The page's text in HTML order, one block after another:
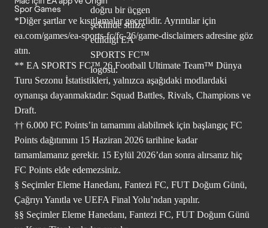
Spor Games
*Diğer şartlar ve kısıtlamalar geçerlidir. Ayrıntılar için
ea.com/games/ea-sports-fc/fc-26/game-disclaimers adresine göz
atın.
** EA SPORTS FC™ 26 Football Ultimate Team™ Dünya
Turu Sezonu İstatistikleri, yalnızca aşağıdaki modlardaki
oynanışa dayanmaktadır: Squad Battles, Rivals, Champions ve
Draft.
†† 6.000 FC Points’in tamamını alabilmek için başlangıç FC
Points dağıtımını 15 Haziran 2026 tarihine kadar
tamamlamanız gerekir. 15 Eylül 2026’dan sonra alırsanız hiç
FC Points elde edemezsiniz.
§ Seçimler Eleme Hanedanı, Fantezi FC, FUT Doğum Günü,
Çağrıyı Yanıtla ve UEFA Final Yolu’ndan yapılır.
§§ Seçimler Eleme Hanedanı, Fantezi FC, FUT Doğum Günü